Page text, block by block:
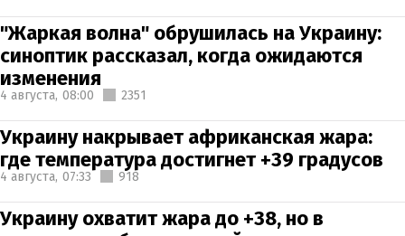
"Жаркая волна" обрушилась на Украину:
синоптик рассказал, когда ожидаются
изменения
4 августа, 08:00 2351
Украину накрывает африканская жара:
где температура достигнет +39 градусов
4 августа, 07:33 918
Украину охватит жара до +38, но в